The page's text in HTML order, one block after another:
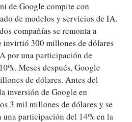
de Google compite con
de modelos y servicios de IA.
compañías se remonta a
invirtió 300 millones de dólares
por una participación de
Meses después, Google
de dólares. Antes del
inversión de Google en
3 mil millones de dólares y se
una participación del 14% en la